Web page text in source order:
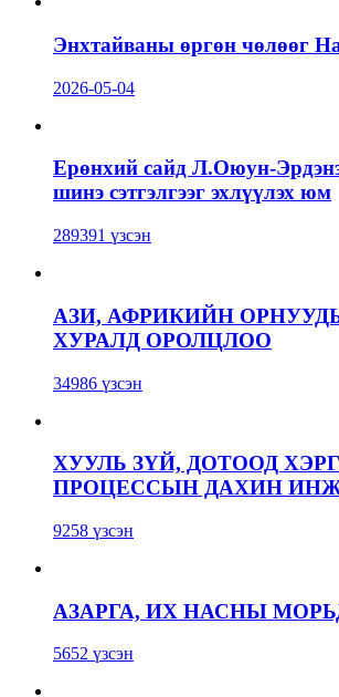
Энхтайваны өргөн чөлөөг
2026-05-04
Ерөнхий сайд Л.Оюун-
шинэ сэтгэлгээг эхлүүлэх юм
289391 үзсэн
АЗИ, АФРИКИЙН
ХУРАЛД ОРОЛЦЛОО
34986 үзсэн
ХУУЛЬ ЗҮЙ, ДОТООД
ПРОЦЕССЫН ДАХИН
9258 үзсэн
АЗАРГА, ИХ НАСНЫ
5652 үзсэн